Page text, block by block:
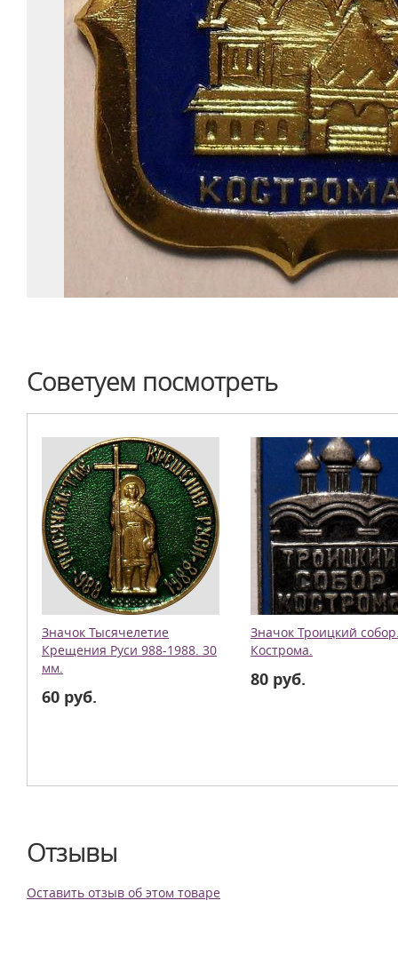
Советуем посмотреть
Значок Тысячелетие
Крещения Руси 988-1988. 30
мм.
60 руб.
Значок Троицкий
Кострома.
80 руб.
Отзывы
Оставить отзыв об этом товаре